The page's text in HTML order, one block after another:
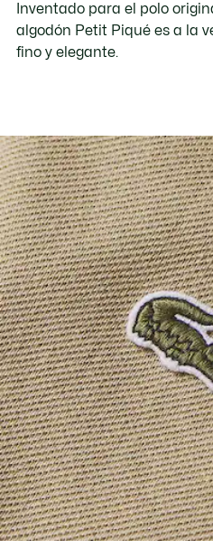
Inventado para el polo
algodón Petit Piqué es a la
fino y elegante.